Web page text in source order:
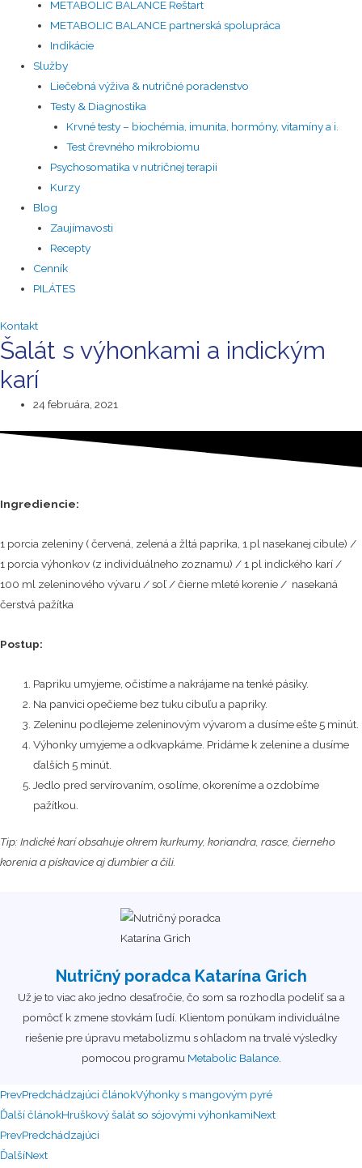
METABOLIC BALANCE Reštart
METABOLIC BALANCE partnerská spolupráca
Indikácie
Služby
Liečebná výživa & nutričné poradenstvo
Testy & Diagnostika
Krvné testy – biochémia, imunita, hormóny, vitamíny a i.
Test črevného mikrobiomu
Psychosomatika v nutričnej terapii
Kurzy
Blog
Zaujímavosti
Recepty
Cenník
PILÁTES
Kontakt
Šalát s výhonkami a indickým
karí
24 februára, 2021
Ingrediencie:
1 porcia zeleniny ( červená, zelená a žltá paprika, 1 pl nasekanej cibule) /
1 porcia výhonkov (z individuálneho zoznamu) / 1 pl indického karí /
100 ml zeleninového vývaru / soľ / čierne mleté korenie / nasekaná
čerstvá pažítka
Postup:
Papriku umyjeme, očistíme a nakrájame na tenké pásiky.
Na panvici opečieme bez tuku cibuľu a papriky.
Zeleninu podlejeme zeleninovým vývarom a dusíme ešte 5 minút.
Výhonky umyjeme a odkvapkáme. Pridáme k zelenine a dusíme
ďalších 5 minút.
Jedlo pred servírovaním, osolíme, okoreníme a ozdobíme
pažítkou.
Tip: Indické karí obsahuje okrem kurkumy, koriandra, rasce, čierneho
korenia a pískavice aj ďumbier a čili.
Nutričný poradca Katarína Grich
Už je to viac ako jedno desaťročie, čo som sa rozhodla podeliť sa a
pomôcť k zmene stovkám ľudí. Klientom ponúkam individuálne
riešenie pre úpravu metabolizmu s ohľadom na trvalé výsledky
pomocou programu Metabolic Balance.
PrevPredchádzajúci článokVýhonky s mangovým pyré
Ďalší článokHruškový šalát so sójovými výhonkamiNext
PrevPredchádzajúci
ĎalšíNext